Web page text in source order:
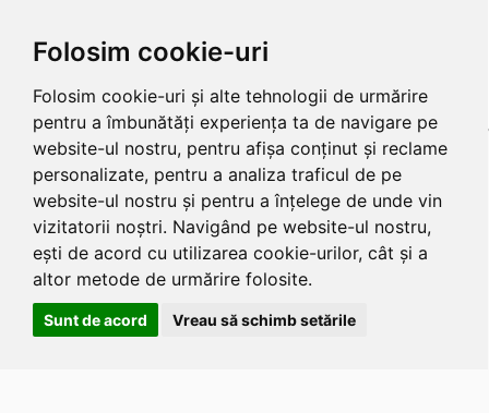
Folosim cookie-uri
Folosim cookie-uri și alte tehnologii de urmărire
pentru a îmbunătăți experiența ta de navigare pe
website-ul nostru, pentru afișa conținut și reclame
personalizate, pentru a analiza traficul de pe
website-ul nostru și pentru a înțelege de unde vin
vizitatorii noștri. Navigând pe website-ul nostru,
ești de acord cu utilizarea cookie-urilor, cât și a
altor metode de urmărire folosite.
Sunt de acord Vreau să schimb setările